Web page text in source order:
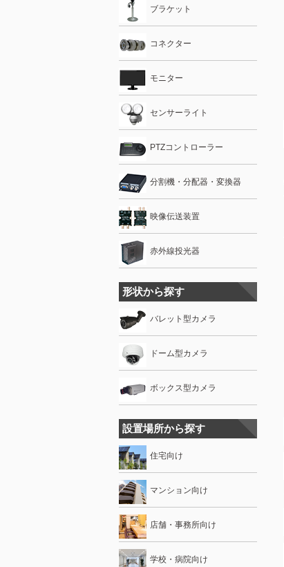
ブラケット
コネクター
モニター
センサーライト
PTZコントローラー
分割機・分配器・変換器
映像伝送装置
赤外線投光器
形状から探す
バレット型カメラ
ドーム型カメラ
ボックス型カメラ
設置場所から探す
住宅向け
マンション向け
店舗・事務所向け
学校・病院向け